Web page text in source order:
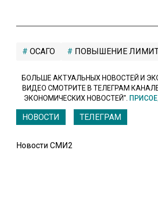
ОСАГО ПОВЫШЕНИЕ
БОЛЬШЕ АКТУАЛЬНЫХ НОВОСТЕЙ И
ВИДЕО СМОТРИТЕ В ТЕЛЕГРАМ
ЭКОНОМИЧЕСКИХ НОВОСТЕЙ".
НОВОСТИ ТЕЛЕГРАМ
Новости СМИ2